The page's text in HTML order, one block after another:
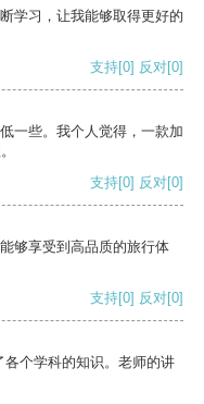
学习，让我能够取得更好的
支持[0] 反对[0]
一些。我个人觉得，一款加
支持[0] 反对[0]
够享受到高品质的旅行体
支持[0] 反对[0]
个学科的知识。老师的讲